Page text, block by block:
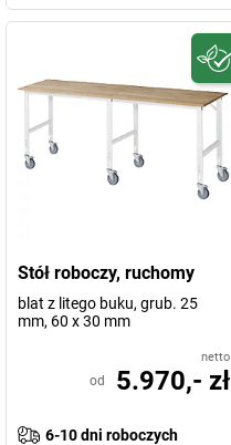
Stół roboczy, ruchomy
blat z litego buku, grub. 25
mm, 60 x 30 mm
netto
od 5.970,- zł
6-10 dni roboczych